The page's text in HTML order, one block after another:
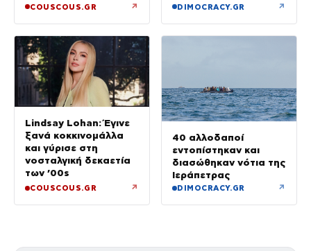
COUSCOUS.GR ↗ DIMOCRACY.GR ↗
Lindsay Lohan: Έγινε
ξανά κοκκινομάλλα
και γύρισε στη
νοσταλγική δεκαετία
των ’00s
COUSCOUS.GR ↗
40 αλλοδαποί
εντοπίστηκαν και
διασώθηκαν νότια της
Ιεράπετρας
DIMOCRACY.GR ↗